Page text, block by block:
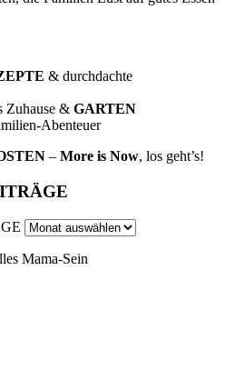
& durchdachte
Zuhause & GARTEN
Abenteuer
– More is Now, los geht’s!
Mama-Sein